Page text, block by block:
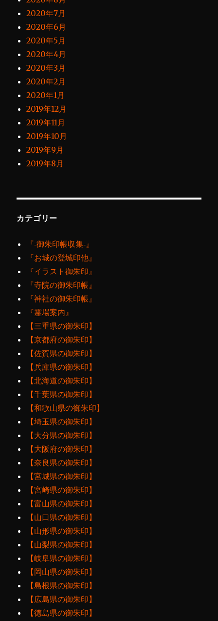
2020年7月
2020年6月
2020年5月
2020年4月
2020年3月
2020年2月
2020年1月
2019年12月
2019年11月
2019年10月
2019年9月
2019年8月
カテゴリー
『‐御朱印帳収集‐』
『お城の登城印他』
『イラスト御朱印』
『寺院の御朱印帳』
『神社の御朱印帳』
『霊場案内』
【三重県の御朱印】
【京都府の御朱印】
【佐賀県の御朱印】
【兵庫県の御朱印】
【北海道の御朱印】
【千葉県の御朱印】
【和歌山県の御朱印】
【埼玉県の御朱印】
【大分県の御朱印】
【大阪府の御朱印】
【奈良県の御朱印】
【宮城県の御朱印】
【宮崎県の御朱印】
【富山県の御朱印】
【山口県の御朱印】
【山形県の御朱印】
【山梨県の御朱印】
【岐阜県の御朱印】
【岡山県の御朱印】
【島根県の御朱印】
【広島県の御朱印】
【徳島県の御朱印】